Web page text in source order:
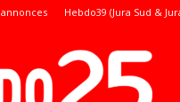
Hebdo39 (Jura Sud &